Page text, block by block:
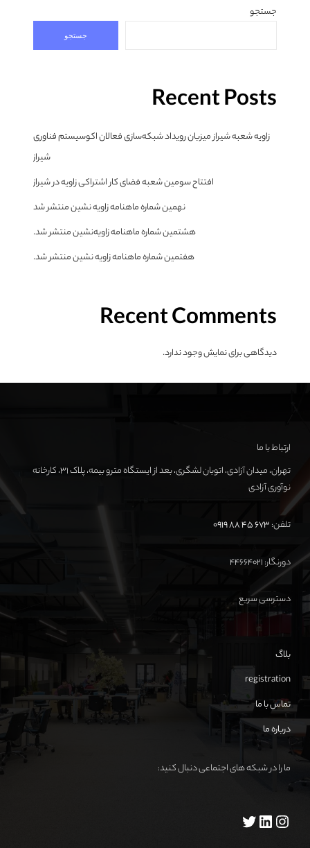
جستجو
جستجو
Recent Posts
زاویه شعبه شیراز میزبان رویداد شبکه‌سازی فعالان اکوسیستم فناوری
شیراز
افتتاح سومین شعبه فضای کار اشتراکی زاویه در شیراز
نهمین شماره ماهنامه زاویه نشین منتشر شد
هشتمین شماره ماهنامه زاویه‌نشین منتشر شد.
هفتمین شماره ماهنامه زاویه نشین منتشر شد.
Recent Comments
دیدگاهی برای نمایش وجود ندارد.
ارتباط با ما
تهران، میدان آزادی، اتوبان لشگری، بعد از ایستگاه مترو بیمه، پلاک ۳۱، کارخانه
نوآوری آزادی
تلفن:673 45 88 0919
دورنگار: ۴۴۶۶۴۰۲۱
دسترسی سریع
بلاگ
registration
تماس با ما
درباره ما
ما را در شبکه های اجتماعی دنبال کنید: